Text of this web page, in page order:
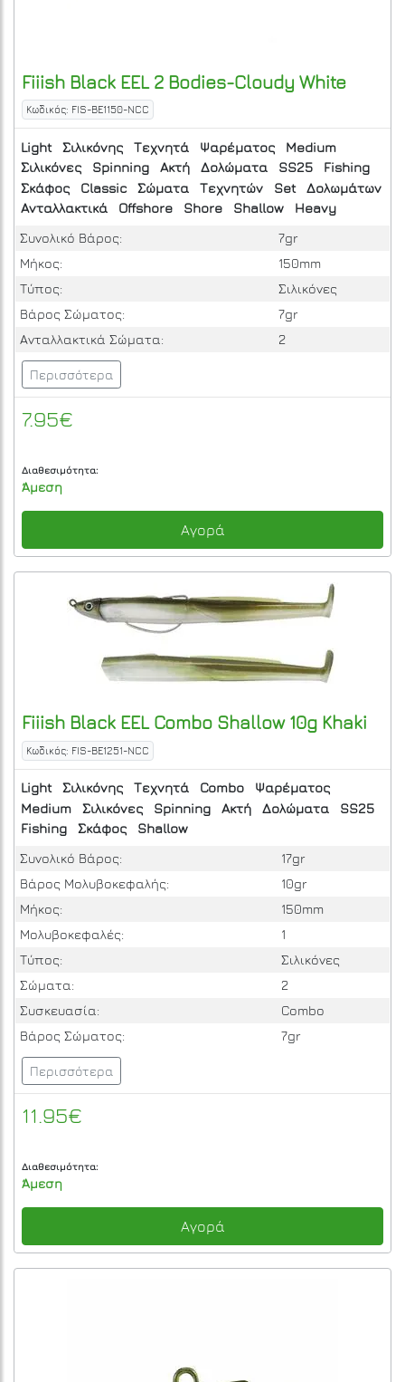
Fiiish Black EEL 2 Bodies-Cloudy White
Κωδικός: FIS-BE1150-NCC
Light Σιλικόνης Τεχνητά Ψαρέματος
Medium
Σιλικόνες
Spinning Ακτή Δολώματα SS25
Fishing
Σκάφος
Classic Σώματα Τεχνητών Set
Δολωμάτων
Ανταλλακτικά
Offshore Shore Shallow
Heavy
Συνολικό Βάρος:
7gr
Μήκος:
150mm
Τύπος:
Σιλικόνες
Βάρος Σώματος:
7gr
Ανταλλακτικά Σώματα:
2
Περισσότερα
7.95€
Διαθεσιμότητα:
Άμεση
Αγορά
Fiiish Black EEL Combo Shallow 10g Khaki
Κωδικός: FIS-BE1251-NCC
Light Σιλικόνης Τεχνητά Combo
Ψαρέματος
Medium
Σιλικόνες Spinning Ακτή Δολώματα
SS25
Fishing
Σκάφος
Shallow
Συνολικό Βάρος:
17gr
Βάρος Μολυβοκεφαλής:
10gr
Μήκος:
150mm
Μολυβοκεφαλές:
1
Τύπος:
Σιλικόνες
Σώματα:
2
Συσκευασία:
Combo
Βάρος Σώματος:
7gr
Περισσότερα
11.95€
Διαθεσιμότητα:
Άμεση
Αγορά